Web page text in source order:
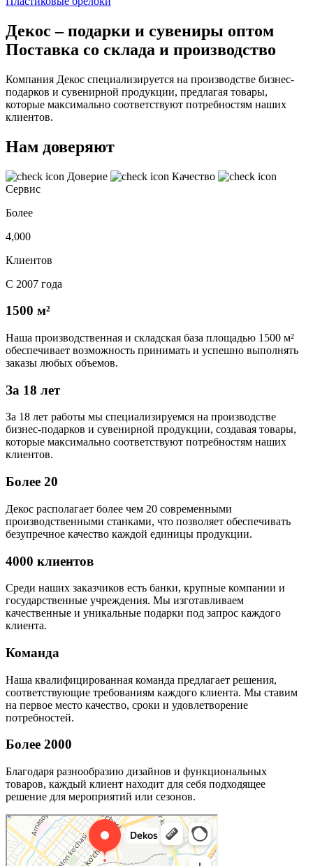
Декос – подарки и сувениры оптом
Поставка со склада и производство
Компания Декос специализируется на производстве бизнес-
подарков и сувенирной продукции, предлагая товары,
которые максимально соответствуют потребностям наших
клиентов.
Нам доверяют
Доверие
Качество
Сервис
Более
4,000
Клиентов
С 2007 года
1500 м²
Наша производственная и складская база площадью 1500 м²
обеспечивает возможность принимать и успешно выполнять
заказы любых объемов.
За 18 лет
За 18 лет работы мы специализируемся на производстве
бизнес-подарков и сувенирной продукции, создавая товары,
которые максимально соответствуют потребностям наших
клиентов.
Более 20
Декос располагает более чем 20 современными
производственными станками, что позволяет обеспечивать
безупречное качество каждой единицы продукции.
4000 клиентов
Среди наших заказчиков есть банки, крупные компании и
государственные учреждения. Мы изготавливаем
качественные и уникальные подарки под запрос каждого
клиента.
Команда
Наша квалифицированная команда предлагает решения,
соответствующие требованиям каждого клиента. Мы ставим
на первое место качество, сроки и удовлетворение
потребностей.
Более 2000
Благодаря разнообразию дизайнов и функциональных
товаров, каждый клиент находит для себя подходящее
решение для мероприятий или сезонов.